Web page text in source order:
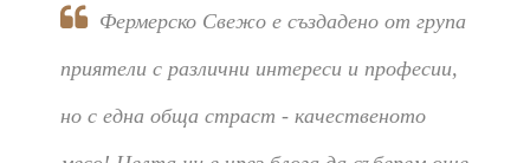
Фермерско Свежо е създадено от група
приятели с различни интереси и професии,
но с една обща страст - качественото